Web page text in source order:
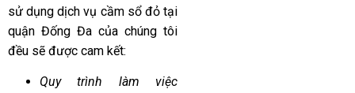
sử dụng dịch vụ cầm sổ đỏ tại
quận Đống Đa của chúng tôi
đều sẽ được cam kết:
Quy trình làm việc